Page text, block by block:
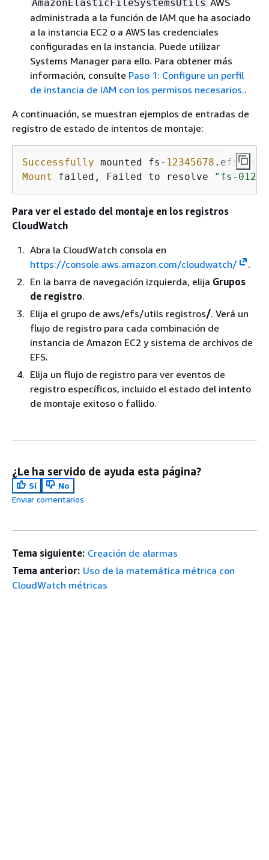
AmazonElasticFileSystemsUtils AWS
administrada a la función de IAM que ha asociado
a la instancia EC2 o a AWS las credenciales
configuradas en la instancia. Puede utilizar
Systems Manager para ello. Para obtener más
información, consulte Paso 1: Configure un perfil
de instancia de IAM con los permisos necesarios..
A continuación, se muestran ejemplos de entradas de
registro de estado de intentos de montaje:
Successfully mounted fs- 12345678 .efs.us-
Mount
failed, Failed to resolve "fs-
Para ver el estado del montaje en los registros
CloudWatch
Abra la CloudWatch consola en
https://console.aws.amazon.com/cloudwatch/
.
En la barra de navegación izquierda, elija Grupos
de registro.
Elija el grupo de aws/efs/utils registros/. Verá un
flujo de registro para cada combinación de
instancia de Amazon EC2 y sistema de archivos de
EFS.
Elija un flujo de registro para ver eventos de
registro específicos, incluido el estado del intento
de montaje exitoso o fallido.
¿Le ha servido de ayuda esta página?
Sí
No
Enviar comentarios
Tema siguiente: Creación de alarmas
Tema anterior: Uso de la matemática métrica con
CloudWatch métricas